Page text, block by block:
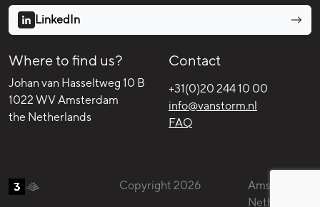
LinkedIn
Where to find us?
Johan van Hasseltweg 10 B
1022 WV Amsterdam
the Netherlands
Contact
+31(0)20 244 10 00
info@vanstorm.nl
FAQ
Copyright 2026
Amsterdam,
Netherlands